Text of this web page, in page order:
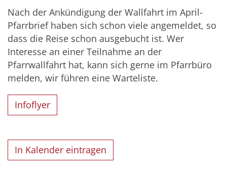
Nach der Ankündigung der Wallfahrt im April-
Pfarrbrief haben sich schon viele angemeldet, so
dass die Reise schon ausgebucht ist. Wer
Interesse an einer Teilnahme an der
Pfarrwallfahrt hat, kann sich gerne im Pfarrbüro
melden, wir führen eine Warteliste.
Infoflyer
In Kalender eintragen